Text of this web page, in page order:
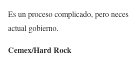
Es un proceso complicado, pero
actual gobierno.
Cemex/Hard Rock